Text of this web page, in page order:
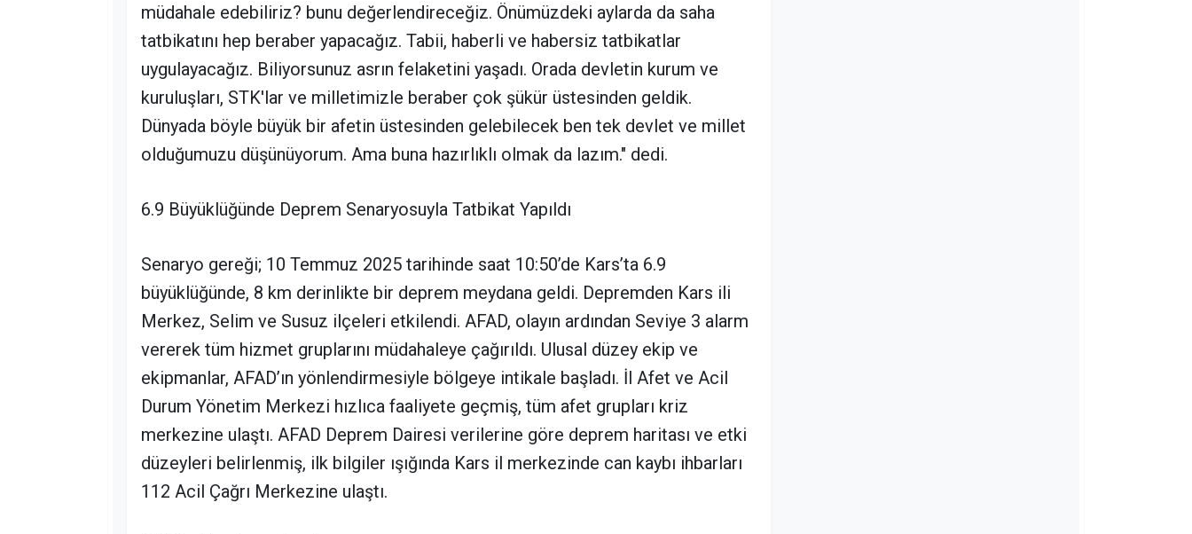
müdahale edebiliriz? bunu değerlendireceğiz. Önümüzdeki aylarda da saha
tatbikatını hep beraber yapacağız. Tabii, haberli ve habersiz tatbikatlar
uygulayacağız. Biliyorsunuz asrın felaketini yaşadı. Orada devletin kurum ve
kuruluşları, STK'lar ve milletimizle beraber çok şükür üstesinden geldik.
Dünyada böyle büyük bir afetin üstesinden gelebilecek ben tek devlet ve millet
olduğumuzu düşünüyorum. Ama buna hazırlıklı olmak da lazım." dedi.
6.9 Büyüklüğünde Deprem Senaryosuyla Tatbikat Yapıldı
Senaryo gereği; 10 Temmuz 2025 tarihinde saat 10:50’de Kars’ta 6.9
büyüklüğünde, 8 km derinlikte bir deprem meydana geldi. Depremden Kars ili
Merkez, Selim ve Susuz ilçeleri etkilendi. AFAD, olayın ardından Seviye 3 alarm
vererek tüm hizmet gruplarını müdahaleye çağırıldı. Ulusal düzey ekip ve
ekipmanlar, AFAD’ın yönlendirmesiyle bölgeye intikale başladı. İl Afet ve Acil
Durum Yönetim Merkezi hızlıca faaliyete geçmiş, tüm afet grupları kriz
merkezine ulaştı. AFAD Deprem Dairesi verilerine göre deprem haritası ve etki
düzeyleri belirlenmiş, ilk bilgiler ışığında Kars il merkezinde can kaybı ihbarları
112 Acil Çağrı Merkezine ulaştı.